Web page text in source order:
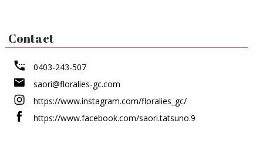
Contact
0403-243-507
saori@floralies-gc.com
https://www.instagram.com/floralies_gc/
https://www.facebook.com/saori.tatsuno.9